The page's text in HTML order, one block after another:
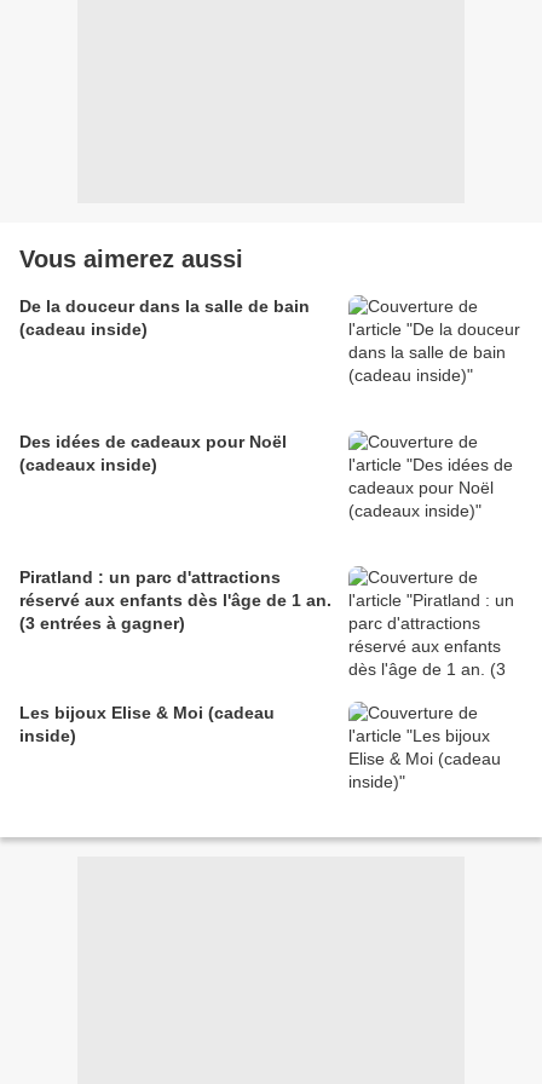
Vous aimerez aussi
De la douceur dans la salle de bain
(cadeau inside)
Des idées de cadeaux pour Noël
(cadeaux inside)
Piratland : un parc d'attractions
réservé aux enfants dès l'âge de 1 an.
(3 entrées à gagner)
Les bijoux Elise & Moi (cadeau
inside)